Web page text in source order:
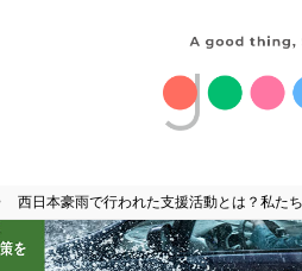
西日本豪雨で行われた支援活動とは？私た